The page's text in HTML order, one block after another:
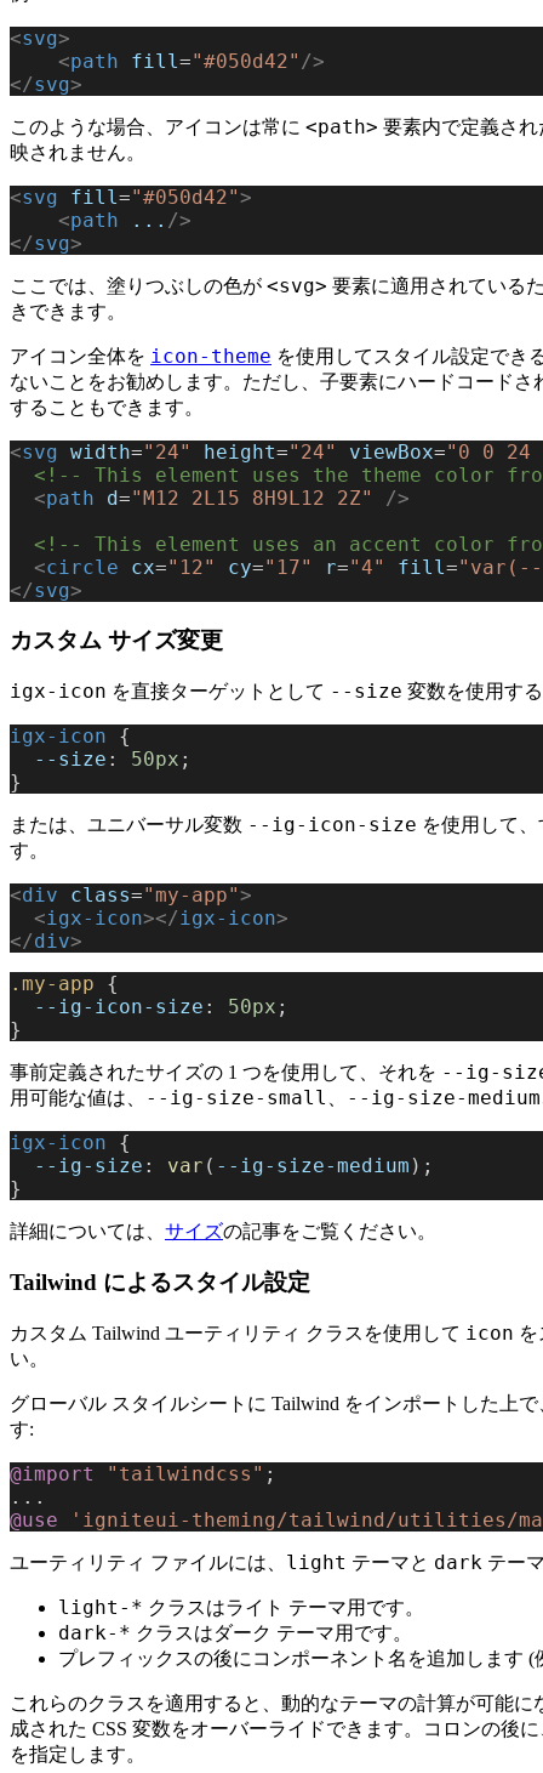
<svg>
    <
path fill="#050d42" />
</svg>
このような場合、アイコンは常に <path> 要素内で定義さ
映されません。
<svg fill="#050d42">
    <
path ... />
</svg>
ここでは、塗りつぶしの色が <svg> 要素に適用されている
きできます。
アイコン全体を icon-theme を使用してスタイル設定でき
ないことをお勧めします。ただし、子要素にハードコード
することもできます。
<svg width="24" height="24" viewBox="0 0 24
<!-- This element uses the theme color
  <
path d="M12 2L15 8H9L12 2Z"
/>
<!-- This element uses an accent color
  <
circle cx="12" cy="17" r="4" fill="var(--
</svg>
カスタム サイズ変更
igx-icon を直接ターゲットとして --size 変数を使用す
igx-icon {
  --size
: 50px ;
}
または、ユニバーサル変数 --ig-icon-size を使用して
す。
<div class="my-app">
  <
igx-icon></ igx-icon>
</div>
.my-app {
  --ig-icon-size
: 50px ;
}
事前定義されたサイズの 1 つを使用して、それを --ig-
用可能な値は、 --ig-size-small --ig-size-medium
igx-icon {
  --ig-size
: var ( --ig-size-medium );
}
詳細については、 サイズの記事をご覧ください。
Tailwind によるスタイル設定
カスタム Tailwind ユーティリティ クラスを使用して icon
い。
グローバル スタイルシートに Tailwind をインポートした上
す:
@import "tailwindcss" ;
...
@use 'igniteui-theming/tailwind/utilities/
ユーティリティ ファイルには、 light テーマと dark テー
light-* クラスはライト テーマ用です。
dark-* クラスはダーク テーマ用です。
プレフィックスの後にコンポーネント名を追加します (
これらのクラスを適用すると、動的なテーマの計算が可能に
成された CSS 変数をオーバーライドできます。コロンの後
を指定します。